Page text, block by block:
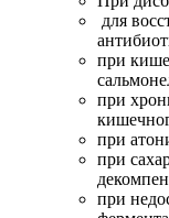
для
при
при
при
при
при